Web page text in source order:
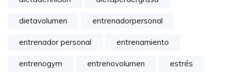
dietavolumen entrenadorpersonal
entrenador personal entrenamiento
entrenogym entrenovolumen estrés